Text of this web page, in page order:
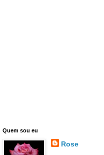
Quem sou eu
Rose